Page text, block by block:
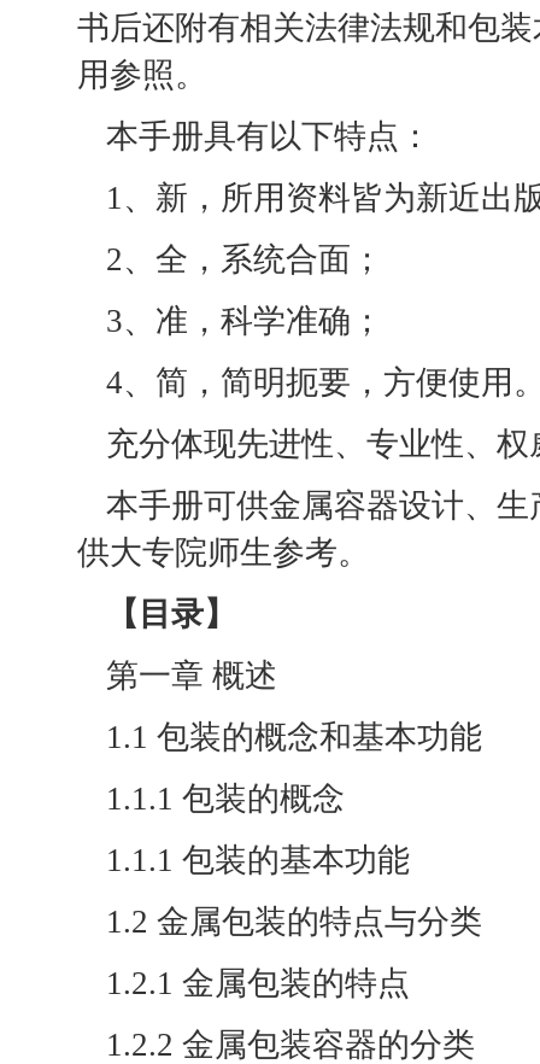
书后还附有相关法律法规和包
用参照。
本手册具有以下特点：
1、新，所用资料皆为新近出
2、全，系统合面；
3、准，科学准确；
4、简，简明扼要，方便使用
充分体现先进性、专业性、
本手册可供金属容器设计、
供大专院师生参考。
【目录】
第一章 概述
1.1 包装的概念和基本功能
1.1.1 包装的概念
1.1.1 包装的基本功能
1.2 金属包装的特点与分类
1.2.1 金属包装的特点
1.2.2 金属包装容器的分类